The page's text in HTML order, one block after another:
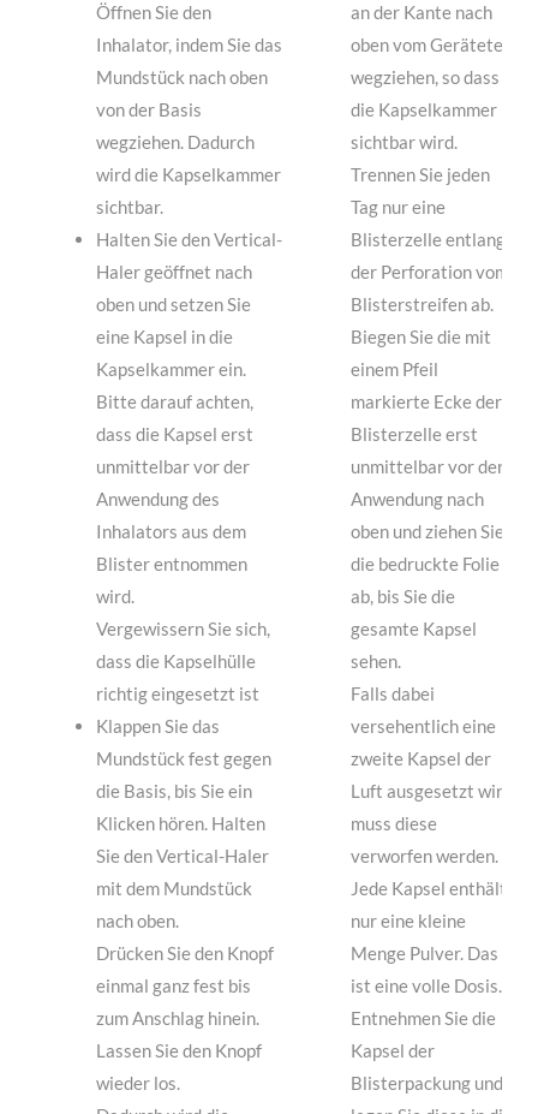
Öffnen Sie den
Inhalator, indem Sie das
Mundstück nach oben
von der Basis
wegziehen. Dadurch
wird die Kapselkammer
sichtbar.
Halten Sie den Vertical-
Haler geöffnet nach
oben und setzen Sie
eine Kapsel in die
Kapselkammer ein.
Bitte darauf achten,
dass die Kapsel erst
unmittelbar vor der
Anwendung des
Inhalators aus dem
Blister entnommen
wird.
Vergewissern Sie sich,
dass die Kapselhülle
richtig eingesetzt ist
Klappen Sie das
Mundstück fest gegen
die Basis, bis Sie ein
Klicken hören. Halten
Sie den Vertical-Haler
mit dem Mundstück
nach oben.
Drücken Sie den Knopf
einmal ganz fest bis
zum Anschlag hinein.
Lassen Sie den Knopf
wieder los.
an der Kante nach
oben vom Geräteteil
wegziehen, so dass
die Kapselkammer
sichtbar wird.
Trennen Sie jeden
Tag nur eine
Blisterzelle entlang
der Perforation vom
Blisterstreifen ab.
Biegen Sie die mit
einem Pfeil
markierte Ecke der
Blisterzelle erst
unmittelbar vor der
Anwendung nach
oben und ziehen Sie
die bedruckte Folie
ab, bis Sie die
gesamte Kapsel
sehen.
Falls dabei
versehentlich eine
zweite Kapsel der
Luft ausgesetzt wird,
muss diese
verworfen werden.
Jede Kapsel enthält
nur eine kleine
Menge Pulver. Das
ist eine volle Dosis.
Entnehmen Sie die
Kapsel der
Blisterpackung und